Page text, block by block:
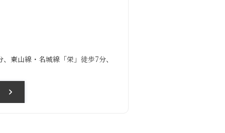
東山線・名城線「栄」徒歩7分、